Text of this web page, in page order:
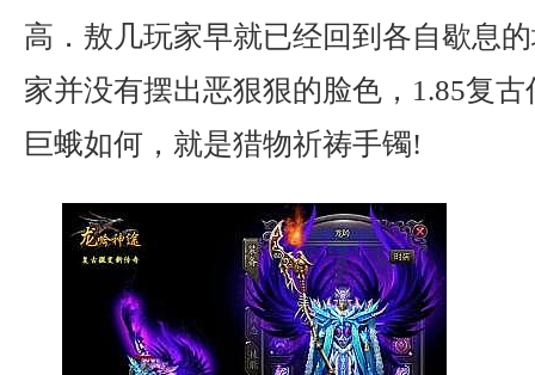
高．敖几玩家早就已经回到各自歇息
家并没有摆出恶狠狠的脸色，1.85复
巨蛾如何，就是猎物祈祷手镯!